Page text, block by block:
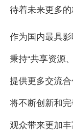
待着未来更多的
作为国内最具
秉持“共享资源
提供更多交流
将不断创新和
观众带来更加丰